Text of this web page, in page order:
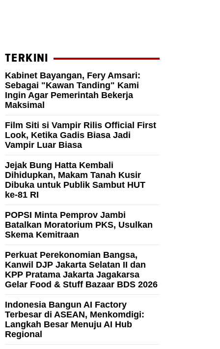
TERKINI
Kabinet Bayangan, Fery Amsari:
Sebagai "Kawan Tanding" Kami
Ingin Agar Pemerintah Bekerja
Maksimal
Film Siti si Vampir Rilis Official First
Look, Ketika Gadis Biasa Jadi
Vampir Luar Biasa
Jejak Bung Hatta Kembali
Dihidupkan, Makam Tanah Kusir
Dibuka untuk Publik Sambut HUT
ke-81 RI
POPSI Minta Pemprov Jambi
Batalkan Moratorium PKS, Usulkan
Skema Kemitraan
Perkuat Perekonomian Bangsa,
Kanwil DJP Jakarta Selatan II dan
KPP Pratama Jakarta Jagakarsa
Gelar Food & Stuff Bazaar BDS 2026
Indonesia Bangun AI Factory
Terbesar di ASEAN, Menkomdigi:
Langkah Besar Menuju AI Hub
Regional